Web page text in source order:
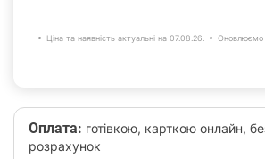
Ціна та наявність актуальні на 07.08.26. Оновлюємо
Оплата: готівкою, карткою онлайн,
розрахунок